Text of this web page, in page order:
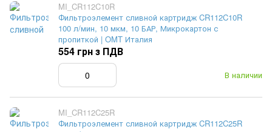
MI_CR112C10R
Фильтроэлемент сливной картридж CR112C10R
100 л/мин, 10 мкм, 10 БАР, Микрокартон с
пропиткой | OMT Италия
В наличии
554 грн з ПДВ
MI_CR112C25R
Фильтроэлемент сливной картридж CR112C25R